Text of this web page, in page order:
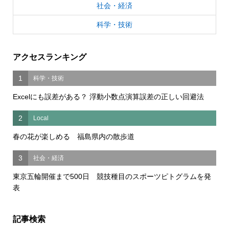
社会・経済
科学・技術
アクセスランキング
1 科学・技術
Excelにも誤差がある？ 浮動小数点演算誤差の正しい回避法
2 Local
春の花が楽しめる 福島県内の散歩道
3 社会・経済
東京五輪開催まで500日 競技種目のスポーツピトグラムを発
表
記事検索